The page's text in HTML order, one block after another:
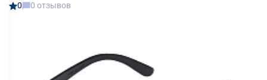
0 0 отзывов